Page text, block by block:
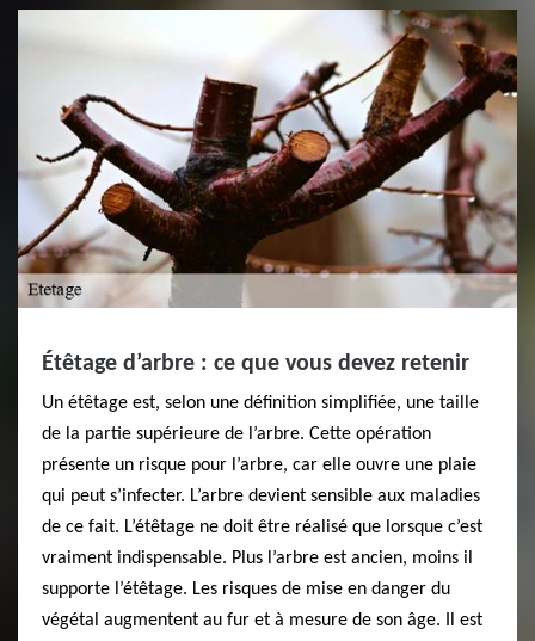
Étêtage d’arbre : ce que vous devez retenir
Un étêtage est, selon une définition simplifiée, une taille
de la partie supérieure de l’arbre. Cette opération
présente un risque pour l’arbre, car elle ouvre une plaie
qui peut s’infecter. L’arbre devient sensible aux maladies
de ce fait. L’étêtage ne doit être réalisé que lorsque c’est
vraiment indispensable. Plus l’arbre est ancien, moins il
supporte l’étêtage. Les risques de mise en danger du
végétal augmentent au fur et à mesure de son âge. Il est